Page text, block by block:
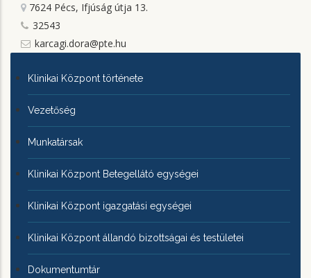
7624 Pécs, Ifjúság útja 13.
32543
karcagi.dora@pte.hu
KLINIKAI
KÖZPONTRÓL
Klinikai Központ története
Vezetőség
Munkatársak
Klinikai Központ Betegellátó egységei
Klinikai Központ igazgatási egységei
Klinikai Központ állandó bizottságai és testületei
Dokumentumtár